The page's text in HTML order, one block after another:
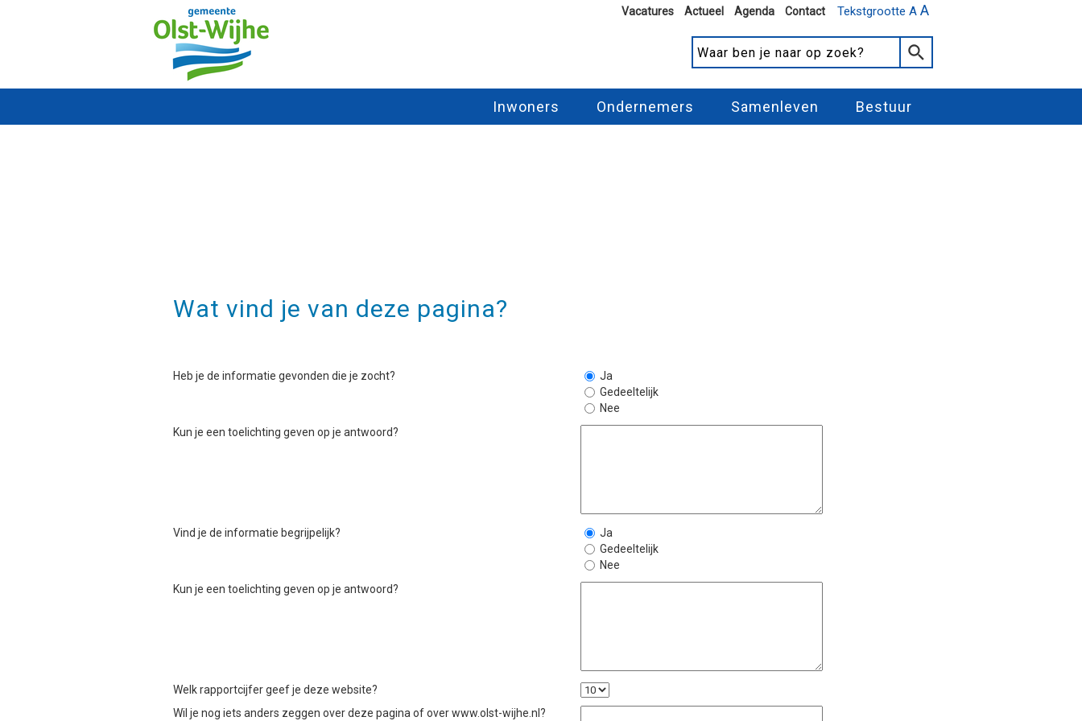
Tekstgrootte A A
Vacatures Actueel Agenda Contact
Inwoners Ondernemers Samenleven Bestuur
Wat vind je van deze pagina?
Heb je de informatie gevonden die je zocht?
Ja
Gedeeltelijk
Nee
Kun je een toelichting geven op je antwoord?
Vind je de informatie begrijpelijk?
Ja
Gedeeltelijk
Nee
Kun je een toelichting geven op je antwoord?
Welk rapportcijfer geef je deze website?
Wil je nog iets anders zeggen over deze pagina of over www.olst-wijhe.nl?